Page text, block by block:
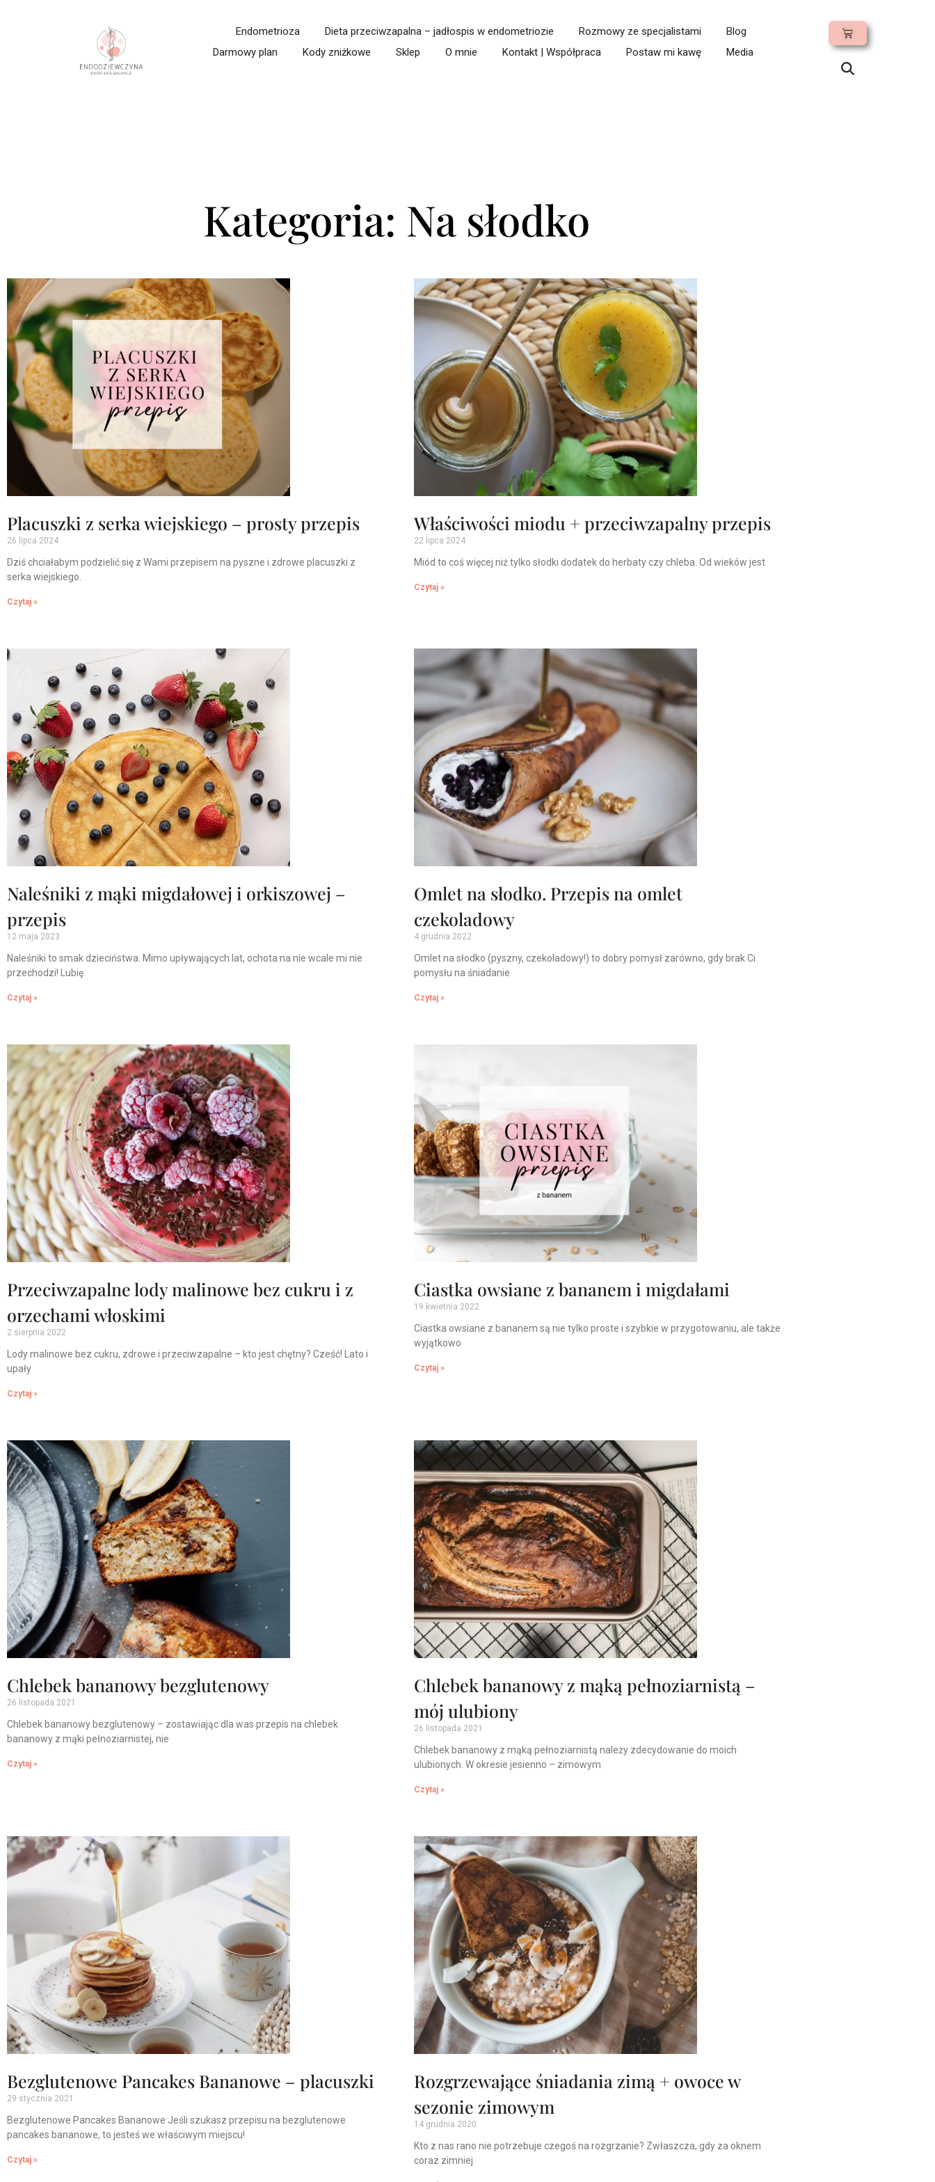
Endometrioza Dieta przeciwzapalna – jadłospis w endometriozie Rozmowy ze specjalistami
Blog
Darmowy plan
Kody zniżkowe Sklep O mnie Kontakt | Współpraca Postaw mi kawę Media
Kategoria: Na słodko
Placuszki z serka wiejskiego – prosty przepis
26 lipca 2024
Dziś chciałabym podzielić się z Wami przepisem na pyszne i zdrowe placuszki z
serka wiejskiego.
Czytaj »
Właściwości miodu + przeciwzapalny przepis
22 lipca 2024
Miód to coś więcej niż tylko słodki dodatek do herbaty czy chleba. Od wieków jest
Czytaj »
Naleśniki z mąki migdałowej i orkiszowej –
przepis
12 maja 2023
Naleśniki to smak dzieciństwa. Mimo upływających lat, ochota na nie wcale mi nie
przechodzi! Lubię
Czytaj »
Omlet na słodko. Przepis na omlet
czekoladowy
4 grudnia 2022
Omlet na słodko (pyszny, czekoladowy!) to dobry pomysł zarówno, gdy brak Ci
pomysłu na śniadanie
Czytaj »
Przeciwzapalne lody malinowe bez cukru i z
orzechami włoskimi
2 sierpnia 2022
Lody malinowe bez cukru, zdrowe i przeciwzapalne – kto jest chętny? Cześć! Lato i
upały
Czytaj »
Ciastka owsiane z bananem i migdałami
19 kwietnia 2022
Ciastka owsiane z bananem są nie tylko proste i szybkie w przygotowaniu, ale także
wyjątkowo
Czytaj »
Chlebek bananowy bezglutenowy
26 listopada 2021
Chlebek bananowy bezglutenowy – zostawiając dla was przepis na chlebek
bananowy z mąki pełnoziarnistej, nie
Czytaj »
Chlebek bananowy z mąką pełnoziarnistą –
mój ulubiony
26 listopada 2021
Chlebek bananowy z mąką pełnoziarnistą należy zdecydowanie do moich
ulubionych. W okresie jesienno – zimowym
Czytaj »
Bezglutenowe Pancakes Bananowe – placuszki
29 stycznia 2021
Bezglutenowe Pancakes Bananowe Jeśli szukasz przepisu na bezglutenowe
pancakes bananowe, to jesteś we właściwym miejscu!
Czytaj »
Rozgrzewające śniadania zimą + owoce w
sezonie zimowym
14 grudnia 2020
Kto z nas rano nie potrzebuje czegoś na rozgrzanie? Zwłaszcza, gdy za oknem
coraz zimniej